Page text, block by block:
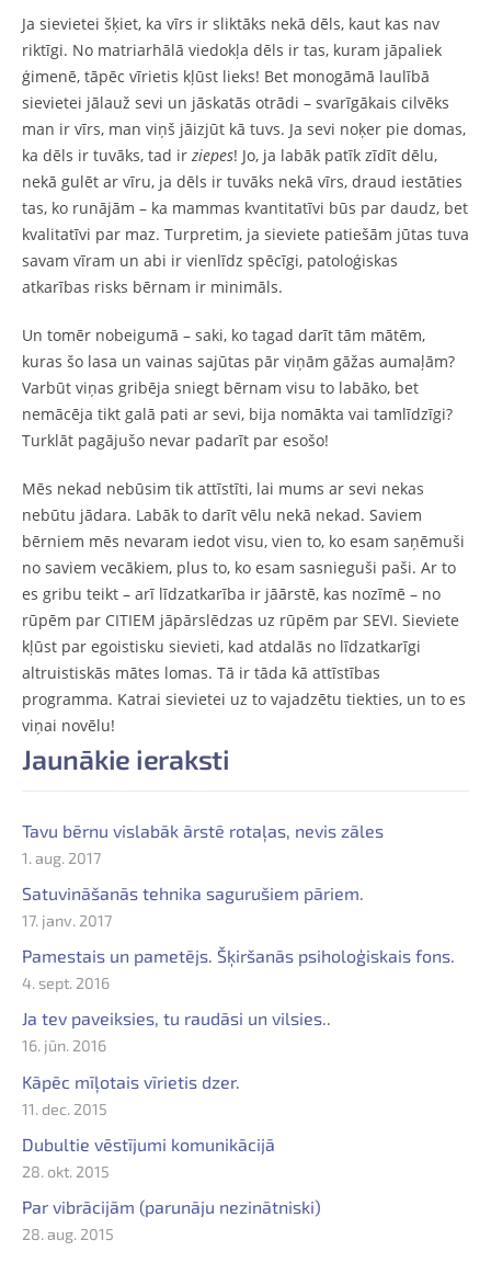
Jaunākie ieraksti
Tavu bērnu vislabāk ārstē rotaļas, nevis zāles
1. aug. 2017
Satuvināšanās tehnika sagurušiem pāriem.
17. janv. 2017
Pamestais un pametējs. Šķiršanās psiholoģiskais fons.
4. sept. 2016
Ja tev paveiksies, tu raudāsi un vilsies..
16. jūn. 2016
Kāpēc mīļotais vīrietis dzer.
11. dec. 2015
Dubultie vēstījumi komunikācijā
28. okt. 2015
Par vibrācijām (parunāju nezinātniski)
28. aug. 2015
Ja sievietei šķiet, ka vīrs ir sliktāks nekā dēls, kaut kas nav
riktīgi. No matriarhālā viedokļa dēls ir tas, kuram jāpaliek
ģimenē, tāpēc vīrietis kļūst lieks! Bet monogāmā laulībā
sievietei jālauž sevi un jāskatās otrādi – svarīgākais cilvēks
man ir vīrs, man viņš jāizjūt kā tuvs. Ja sevi noķer pie domas,
ka dēls ir tuvāks, tad ir ziepes! Jo, ja labāk patīk zīdīt dēlu,
nekā gulēt ar vīru, ja dēls ir tuvāks nekā vīrs, draud iestāties
tas, ko runājām – ka mammas kvantitatīvi būs par daudz, bet
kvalitatīvi par maz. Turpretim, ja sieviete patiešām jūtas tuva
savam vīram un abi ir vienlīdz spēcīgi, patoloģiskas
atkarības risks bērnam ir minimāls.
Un tomēr nobeigumā – saki, ko tagad darīt tām mātēm,
kuras šo lasa un vainas sajūtas pār viņām gāžas aumaļām?
Varbūt viņas gribēja sniegt bērnam visu to labāko, bet
nemācēja tikt galā pati ar sevi, bija nomākta vai tamlīdzīgi?
Turklāt pagājušo nevar padarīt par esošo!
Mēs nekad nebūsim tik attīstīti, lai mums ar sevi nekas
nebūtu jādara. Labāk to darīt vēlu nekā nekad. Saviem
bērniem mēs nevaram iedot visu, vien to, ko esam saņēmuši
no saviem vecākiem, plus to, ko esam sasnieguši paši. Ar to
es gribu teikt – arī līdzatkarība ir jāārstē, kas nozīmē – no
rūpēm par CITIEM jāpārslēdzas uz rūpēm par SEVI. Sieviete
kļūst par egoistisku sievieti, kad atdalās no līdzatkarīgi
altruistiskās mātes lomas. Tā ir tāda kā attīstības
programma. Katrai sievietei uz to vajadzētu tiekties, un to es
viņai novēlu!